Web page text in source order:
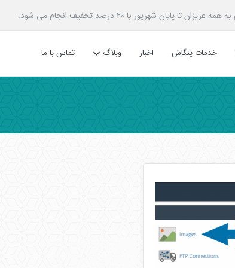
شهریور با 20 درصد تخفیف انجام می شود.
خدمات پنگاش اخبار وبلاگ تماس با ما